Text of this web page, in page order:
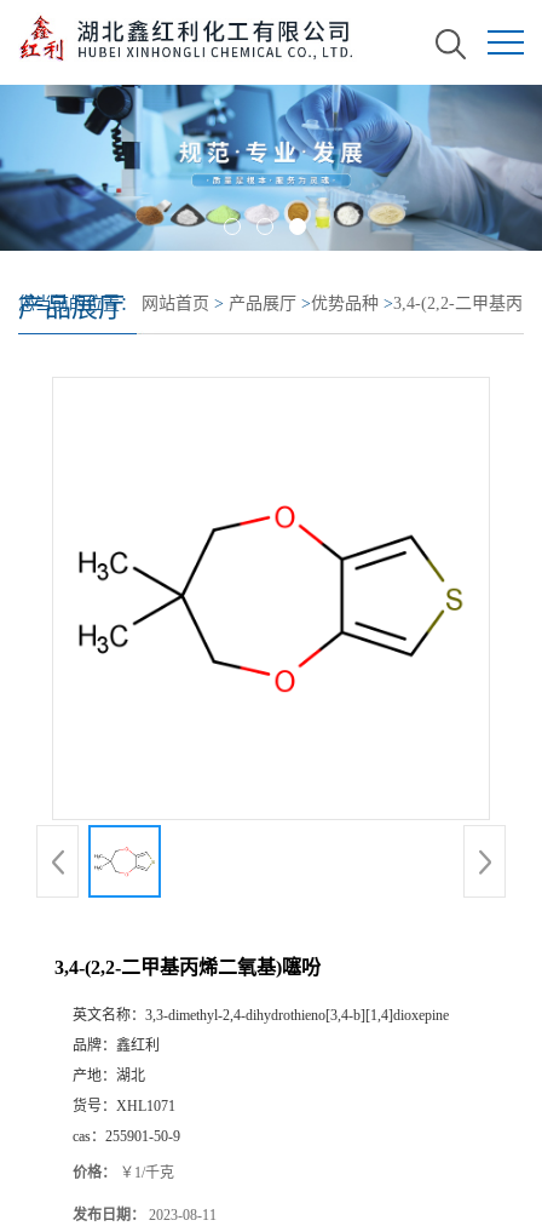
产品展厅
您当前的位置： 网站首页 > 产品展厅 >优势品种 >3,4-(2,2-二甲基丙
3,4-(2,2-二甲基丙烯二氧基)噻吩
英文名称： 3,3-dimethyl-2,4-dihydrothieno[3,4-b][1,4]dioxepine
品牌： 鑫红利
产地： 湖北
货号： XHL1071
cas： 255901-50-9
价格： ￥1/千克
发布日期： 2023-08-11